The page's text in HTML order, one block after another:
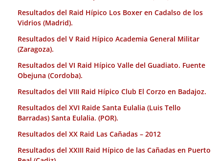
Resultados del Raid Hípico Los Boxer en Cadalso de los
Vidrios (Madrid).
Resultados del V Raid Hípico Academia General Militar
(Zaragoza).
Resultados del VI Raid Hípico Valle del Guadiato. Fuente
Obejuna (Cordoba).
Resultados del VIII Raid Hípico Club El Corzo en Badajoz.
Resultados del XVI Raide Santa Eulalia (Luis Tello
Barradas) Santa Eulalia. (POR).
Resultados del XX Raid Las Cañadas – 2012
Resultados del XXIII Raid Hípico de las Cañadas en Puerto